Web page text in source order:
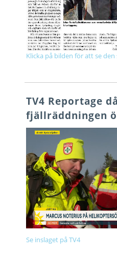
Klicka på bilden för att se
TV4 Reportage då
fjällräddningen
Se inslaget på TV4